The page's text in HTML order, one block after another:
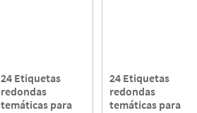
24 Etiquetas
redondas
temáticas para
24 Etiquetas
redondas
temáticas para